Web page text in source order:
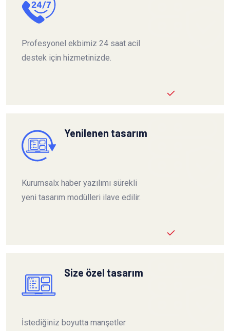
Profesyonel ekbimiz 24 saat acil
destek için hizmetinizde.
Yenilenen tasarım
Kurumsalx haber yazılımı sürekli
yeni tasarım modülleri ilave edilir.
Size özel tasarım
İstediğiniz boyutta manşetler